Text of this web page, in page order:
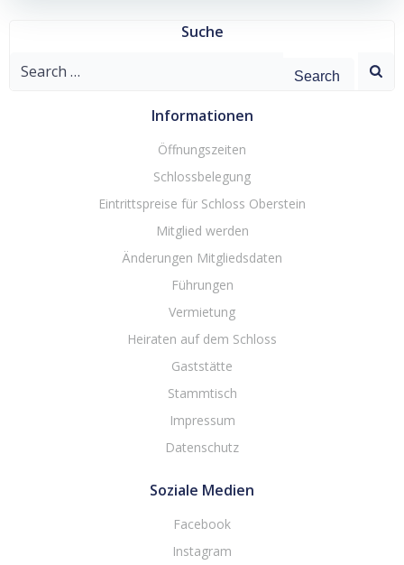
Suche
Search
Informationen
Öffnungszeiten
Schlossbelegung
Eintrittspreise für Schloss Oberstein
Mitglied werden
Änderungen Mitgliedsdaten
Führungen
Vermietung
Heiraten auf dem Schloss
Gaststätte
Stammtisch
Impressum
Datenschutz
Soziale Medien
Facebook
Instagram